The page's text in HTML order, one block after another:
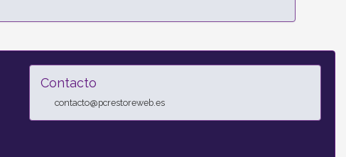
Contacto
contacto@pcrestoreweb.es